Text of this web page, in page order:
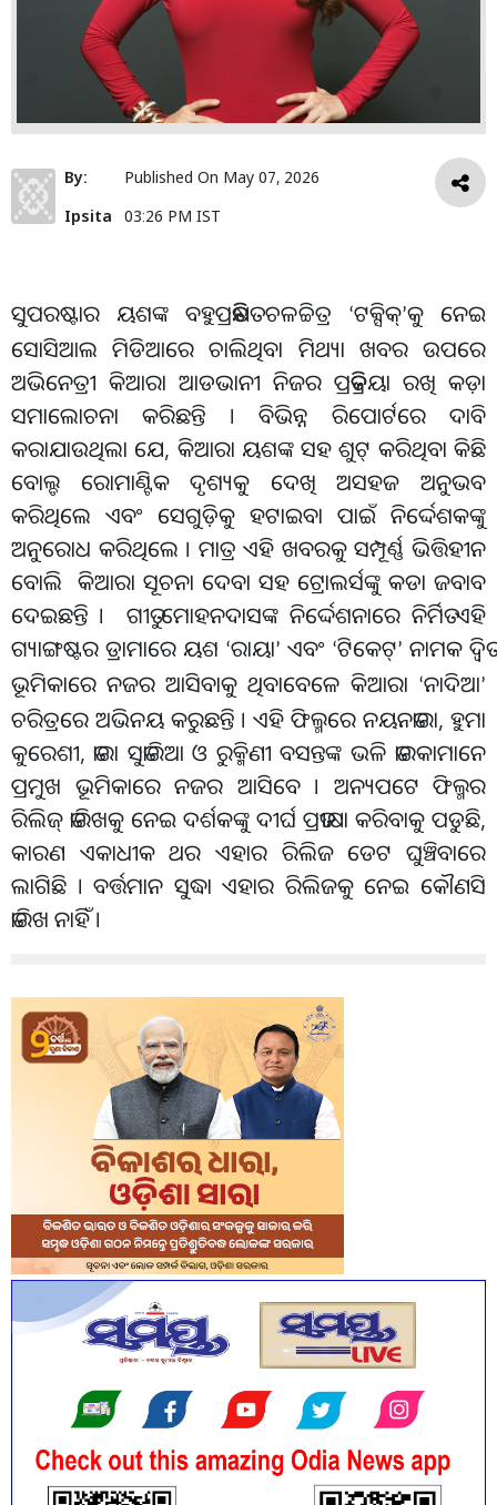
By:
Ipsita
Published On May 07, 2026
03:26 PM IST
ସୁପରଷ୍ଟାର ୟଶଙ୍କ ବହୁପ୍ରତିକ୍ଷିତ ଚଳଚ୍ଚିତ୍ର ‘ଟକ୍ସିକ୍’କୁ ନେଇ
ସୋସିଆଲ ମିଡିଆରେ ଚାଲିଥିବା ମିଥ୍ୟା ଖବର ଉପରେ
ଅଭିନେତ୍ରୀ କିଆରା ଆଡଭାନୀ ନିଜର ପ୍ରତିକ୍ରିୟା ରଖି କଡ଼ା
ସମାଲୋଚନା କରିଛନ୍ତି । ବିଭିନ୍ନ ରିପୋର୍ଟରେ ଦାବି
କରାଯାଉଥିଲା ଯେ, କିଆରା ୟଶଙ୍କ ସହ ଶୁଟ୍ କରିଥିବା କିଛି
ବୋଲ୍ଡ ରୋମାଣ୍ଟିକ ଦୃଶ୍ୟକୁ ଦେଖି ଅସହଜ ଅନୁଭବ
କରିଥିଲେ ଏବଂ ସେଗୁଡ଼ିକୁ ହଟାଇବା ପାଇଁ ନିର୍ଦ୍ଦେଶକଙ୍କୁ
ଅନୁରୋଧ କରିଥିଲେ । ମାତ୍ର ଏହି ଖବରକୁ ସମ୍ପୂର୍ଣ୍ଣ ଭିତ୍ତିହୀନ
ବୋଲି କିଆରା ସୂଚନା ଦେବା ସହ ଟ୍ରୋଲର୍ସଙ୍କୁ କଡା ଜବାବ
ଦେଇଛନ୍ତି । ଗୀତୁ ମୋହନଦାସଙ୍କ ନିର୍ଦ୍ଦେଶନାରେ ନିର୍ମିତ ଏହି
ଗ୍ୟାଙ୍ଗଷ୍ଟର ଡ୍ରାମାରେ ୟଶ ‘ରାୟା’ ଏବଂ ‘ଟିକେଟ୍’ ନାମକ ଦ୍ୱିତ
ଭୂମିକାରେ ନଜର ଆସିବାକୁ ଥିବାବେଳେ କିଆରା ‘ନାଦିଆ’
ଚରିତ୍ରରେ ଅଭିନୟ କରୁଛନ୍ତି । ଏହି ଫିଲ୍ମରେ ନୟନତାରା, ହୁମା
କୁରେଶୀ, ତାରା ସୁତାରିଆ ଓ ରୁକ୍ମିଣୀ ବସନ୍ତଙ୍କ ଭଳି ତାରକାମାନେ
ପ୍ରମୁଖ ଭୂମିକାରେ ନଜର ଆସିବେ । ଅନ୍ୟପଟେ ଫିଲ୍ମର
ରିଲିଜ୍ ତାରିଖକୁ ନେଇ ଦର୍ଶକଙ୍କୁ ଦୀର୍ଘ ପ୍ରତୀକ୍ଷା କରିବାକୁ ପଡୁଛି,
କାରଣ ଏକାଧୀକ ଥର ଏହାର ରିଲିଜ ଡେଟ ଘୁଞ୍ଚିବାରେ
ଲାଗିଛି । ବର୍ତ୍ତମାନ ସୁଦ୍ଧା ଏହାର ରିଲିଜକୁ ନେଇ କୌଣସି
ତାରିଖ ନାହିଁ ।